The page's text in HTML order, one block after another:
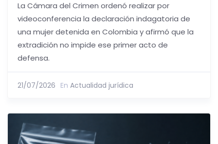
La Cámara del Crimen ordenó realizar por
videoconferencia la declaración indagatoria de
una mujer detenida en Colombia y afirmó que la
extradición no impide ese primer acto de
defensa.
21/07/2026 En Actualidad jurídica